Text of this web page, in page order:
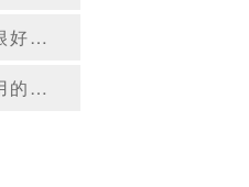
什么样的碳钢罐会有着很好的质量？
压力在多介质过滤器使用的过程中起到哪些作用？